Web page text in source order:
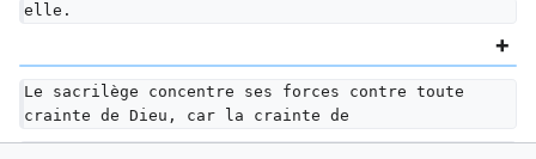
elle.
Le sacrilège concentre ses forces contre toute
crainte de Dieu, car la crainte de